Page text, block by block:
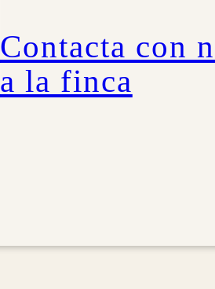
Contacta con
a la finca